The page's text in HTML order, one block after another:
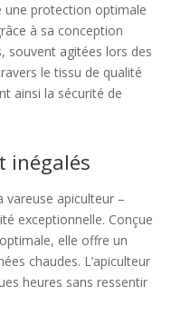
une protection optimale
à sa conception
souvent agitées lors des
le tissu de qualité
ainsi la sécurité de
inégalés
vareuse apiculteur –
exceptionnelle. Conçue
elle offre un
chaudes. L’apiculteur
heures sans ressentir